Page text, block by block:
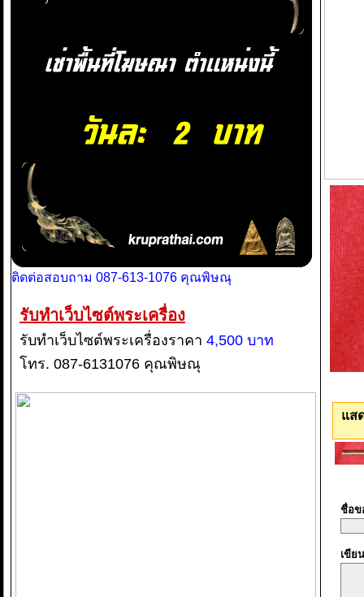
ติดต่อสอบถาม 087-613-1076 คุณพิษณุ
รับทำเว็บไซต์พระเครื่อง
รับทำเว็บไซต์พระเครื่องราคา 4,500 บาท
โทร. 087-6131076 คุณพิษณุ
แส
ชื่อ
เขีย